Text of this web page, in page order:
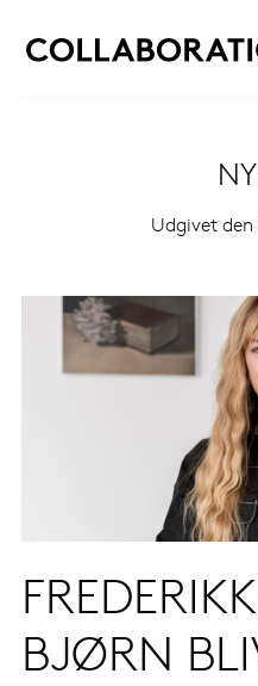
Udgivet den
BJØRN